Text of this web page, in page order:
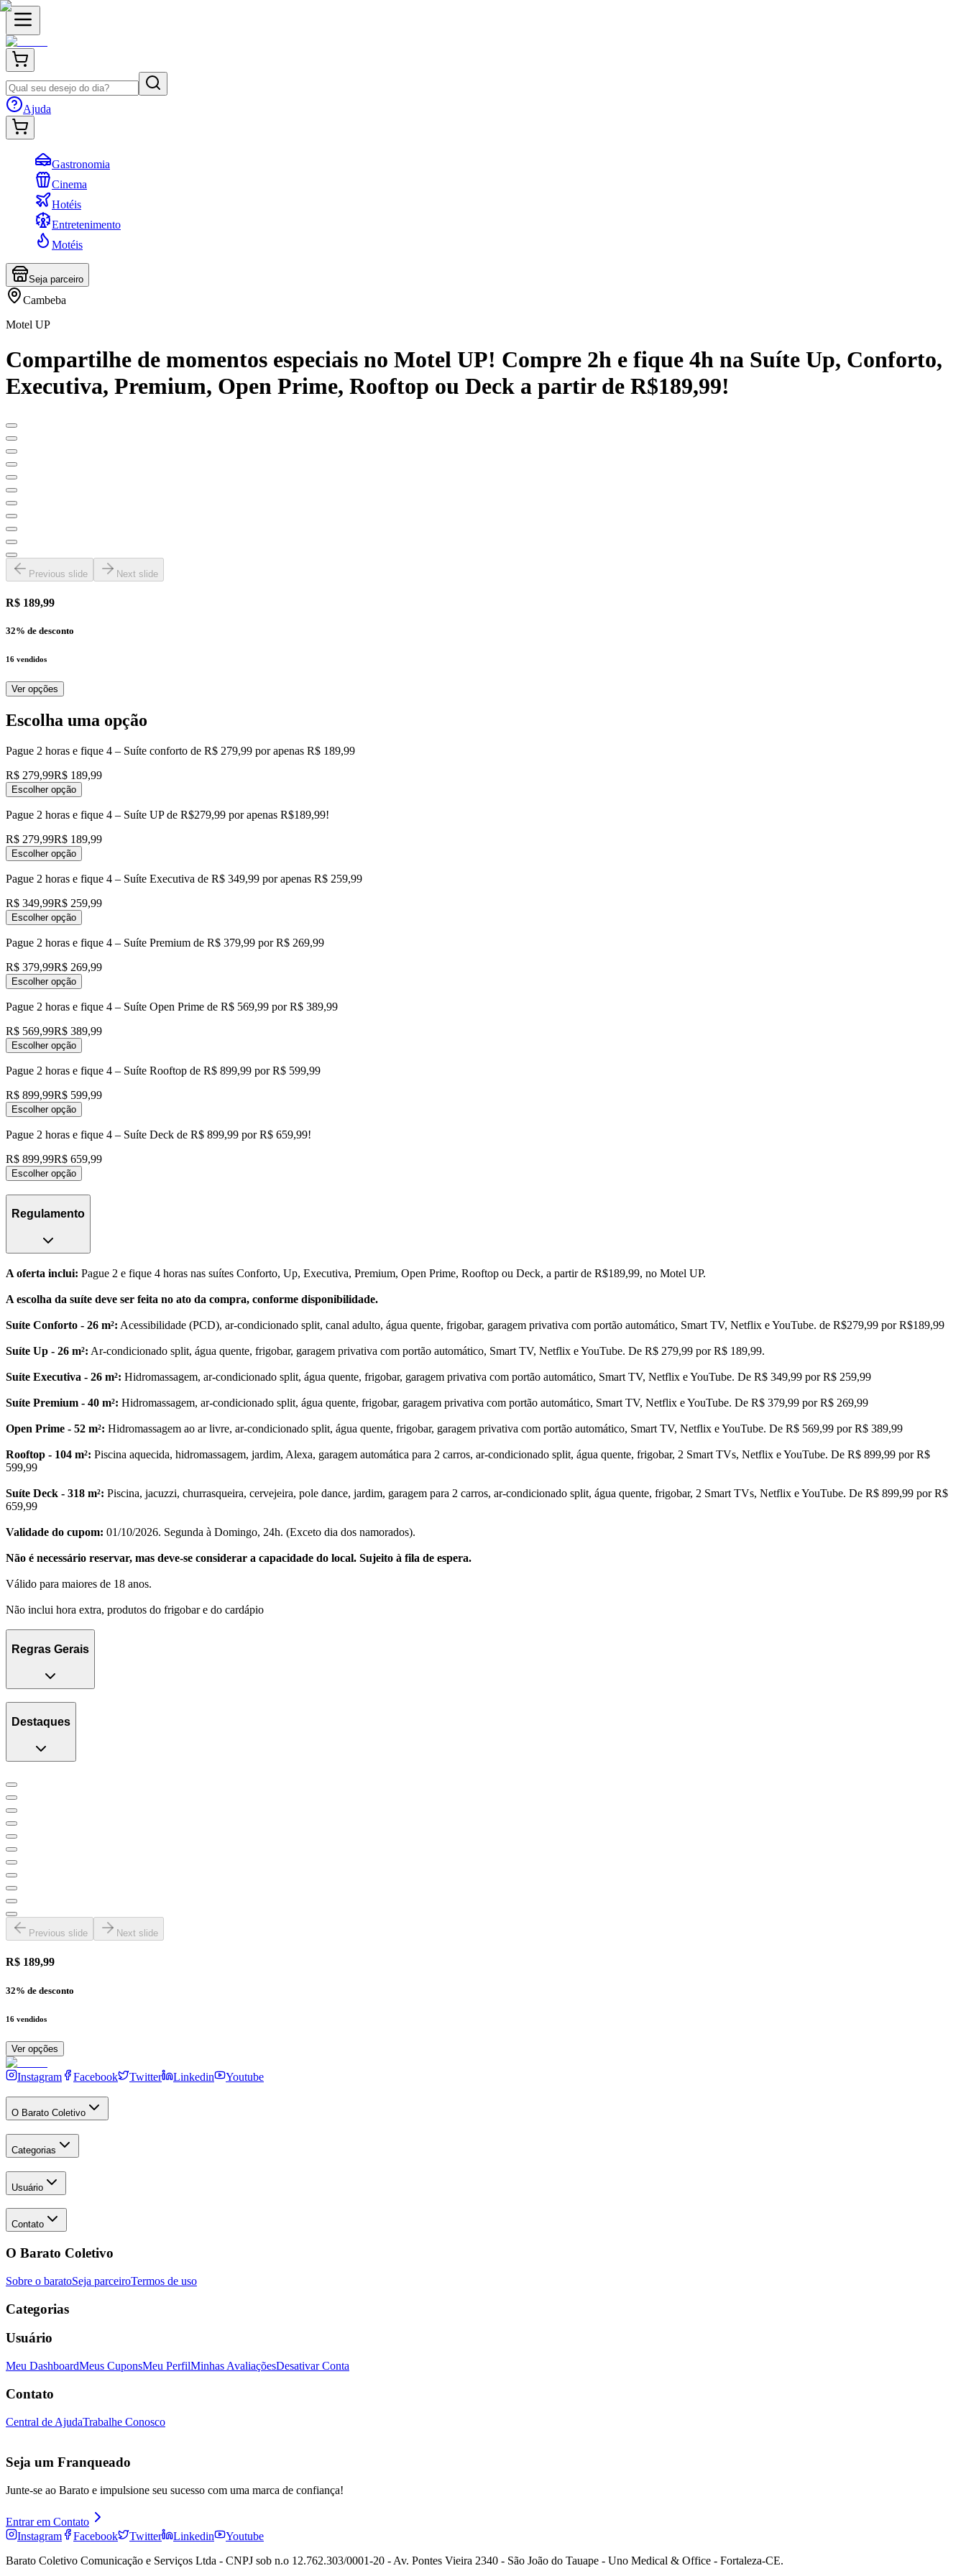
Ajuda
Gastronomia
Cinema
Hotéis
Entretenimento
Motéis
Seja parceiro
Cambeba
Motel UP
Compartilhe de momentos especiais no Motel UP! Compre 2h e fique 4h na Suíte Up, Conforto,
Executiva, Premium, Open Prime, Rooftop ou Deck a partir de R$189,99!
Previous slide Next slide
R$ 189,99
32% de desconto
16 vendidos
Ver opções
Escolha uma opção
Pague 2 horas e fique 4 – Suíte conforto de R$ 279,99 por apenas R$ 189,99
R$ 279,99R$ 189,99
Escolher opção
Pague 2 horas e fique 4 – Suíte UP de R$279,99 por apenas R$189,99!
R$ 279,99R$ 189,99
Escolher opção
Pague 2 horas e fique 4 – Suíte Executiva de R$ 349,99 por apenas R$ 259,99
R$ 349,99R$ 259,99
Escolher opção
Pague 2 horas e fique 4 – Suíte Premium de R$ 379,99 por R$ 269,99
R$ 379,99R$ 269,99
Escolher opção
Pague 2 horas e fique 4 – Suíte Open Prime de R$ 569,99 por R$ 389,99
R$ 569,99R$ 389,99
Escolher opção
Pague 2 horas e fique 4 – Suíte Rooftop de R$ 899,99 por R$ 599,99
R$ 899,99R$ 599,99
Escolher opção
Pague 2 horas e fique 4 – Suíte Deck de R$ 899,99 por R$ 659,99!
R$ 899,99R$ 659,99
Escolher opção
Regulamento
A oferta inclui: Pague 2 e fique 4 horas nas suítes Conforto, Up, Executiva, Premium, Open Prime, Rooftop ou Deck, a partir de R$189,99, no Motel UP.
A escolha da suíte deve ser feita no ato da compra, conforme disponibilidade.
Suíte Conforto - 26 m²: Acessibilidade (PCD), ar-condicionado split, canal adulto, água quente, frigobar, garagem privativa com portão automático, Smart TV, Netflix e YouTube. de R$279,99 por R$189,99
Suíte Up - 26 m²: Ar-condicionado split, água quente, frigobar, garagem privativa com portão automático, Smart TV, Netflix e YouTube. De R$ 279,99 por R$ 189,99.
Suíte Executiva - 26 m²: Hidromassagem, ar-condicionado split, água quente, frigobar, garagem privativa com portão automático, Smart TV, Netflix e YouTube. De R$ 349,99 por R$ 259,99
Suíte Premium - 40 m²: Hidromassagem, ar-condicionado split, água quente, frigobar, garagem privativa com portão automático, Smart TV, Netflix e YouTube. De R$ 379,99 por R$ 269,99
Open Prime - 52 m²: Hidromassagem ao ar livre, ar-condicionado split, água quente, frigobar, garagem privativa com portão automático, Smart TV, Netflix e YouTube. De R$ 569,99 por R$ 389,99
Rooftop - 104 m²: Piscina aquecida, hidromassagem, jardim, Alexa, garagem automática para 2 carros, ar-condicionado split, água quente, frigobar, 2 Smart TVs, Netflix e YouTube. De R$ 899,99 por R$
599,99
Suíte Deck - 318 m²: Piscina, jacuzzi, churrasqueira, cervejeira, pole dance, jardim, garagem para 2 carros, ar-condicionado split, água quente, frigobar, 2 Smart TVs, Netflix e YouTube. De R$ 899,99 por R$
659,99
Validade do cupom: 01/10/2026. Segunda à Domingo, 24h. (Exceto dia dos namorados).
Não é necessário reservar, mas deve-se considerar a capacidade do local. Sujeito à fila de espera.
Válido para maiores de 18 anos.
Não inclui hora extra, produtos do frigobar e do cardápio
Regras Gerais
Destaques
Previous slide Next slide
R$ 189,99
32% de desconto
16 vendidos
Ver opções
Instagram Facebook Twitter Linkedin Youtube
O Barato Coletivo
Categorias
Usuário
Contato
O Barato Coletivo
Sobre o baratoSeja parceiroTermos de uso
Categorias
Usuário
Meu DashboardMeus CuponsMeu PerfilMinhas AvaliaçõesDesativar Conta
Contato
Central de AjudaTrabalhe Conosco
Seja um Franqueado
Junte-se ao Barato e impulsione seu sucesso com uma marca de confiança!
Entrar em Contato
Instagram
Facebook Twitter Linkedin
Youtube
Barato Coletivo Comunicação e Serviços Ltda - CNPJ sob n.o 12.762.303/0001-20 - Av. Pontes Vieira 2340 - São João do Tauape - Uno Medical & Office - Fortaleza-CE.